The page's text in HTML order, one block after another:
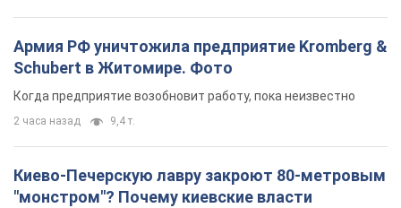
Армия РФ уничтожила предприятие Kromberg &
Schubert в Житомире. Фото
Когда предприятие возобновит работу, пока неизвестно
2 часа назад 9,4 т.
Киево-Печерскую лавру закроют 80-метровым
"монстром"? Почему киевские власти